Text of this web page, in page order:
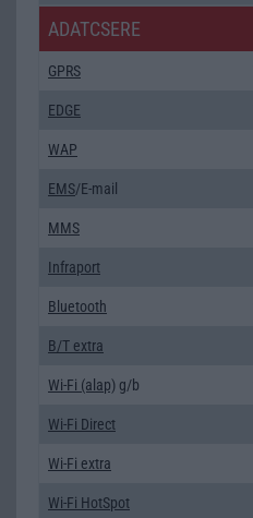
ADATCSERE
GPRS
EDGE
WAP
EMS/E-mail
MMS
Infraport
Bluetooth
B/T extra
Wi-Fi (alap) g/b
Wi-Fi Direct
Wi-Fi extra
Wi-Fi HotSpot